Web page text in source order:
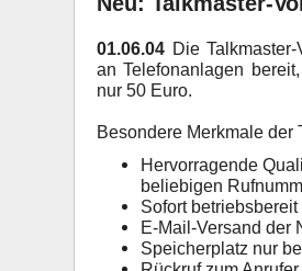
01.06.04 Die
an Telefonanlagen
nur 50 Euro.
Besondere Merkmale der
Hervorragende
beliebigen
Sofort
E-Mail-Versand der
Speicherplatz nur